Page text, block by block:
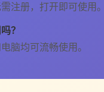
注册，打开即可使用。
？
脑均可流畅使用。